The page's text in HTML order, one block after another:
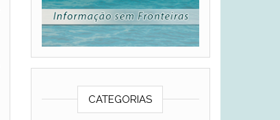
CATEGORIAS